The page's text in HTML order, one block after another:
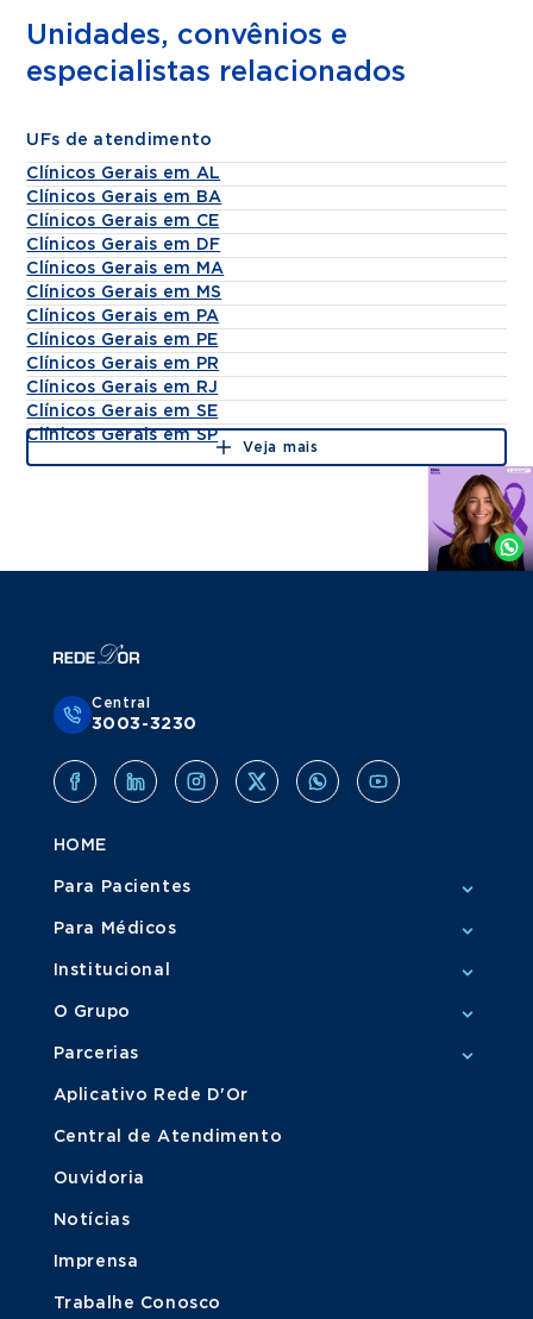
Unidades, convênios e
especialistas relacionados
UFs de atendimento
Clínicos Gerais em AL
Clínicos Gerais em BA
Clínicos Gerais em CE
Clínicos Gerais em DF
Clínicos Gerais em MA
Clínicos Gerais em MS
Clínicos Gerais em PA
Clínicos Gerais em PE
Clínicos Gerais em PR
Clínicos Gerais em RJ
Clínicos Gerais em SE
Clínicos Gerais em SP
Veja mais
Agende
Whatsapp
Central
3003-3230
HOME
Para Pacientes
Para Médicos
Institucional
O Grupo
Parcerias
Aplicativo Rede D'Or
Central de Atendimento
Ouvidoria
Notícias
Imprensa
Trabalhe Conosco